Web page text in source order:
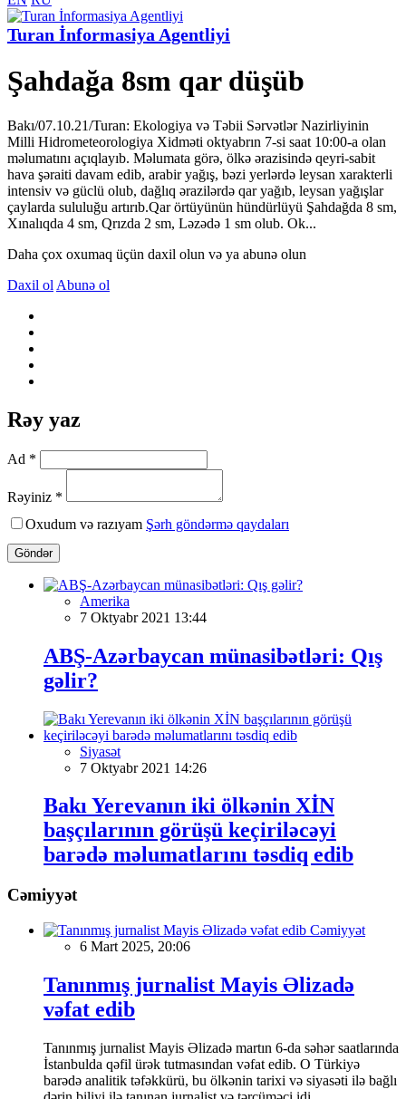
Turan İnformasiya Agentliyi
Şahdağa 8sm qar düşüb
Bakı/07.10.21/Turan: Ekologiya və Təbii Sərvətlər Nazirliyinin
Milli Hidrometeorologiya Xidməti oktyabrın 7-si saat 10:00-a olan
məlumatını açıqlayıb. Məlumata görə, ölkə ərazisində qeyri-sabit
hava şəraiti davam edib, arabir yağış, bəzi yerlərdə leysan xarakterli
intensiv və güclü olub, dağlıq ərazilərdə qar yağıb, leysan yağışlar
çaylarda sululuğu artırıb.Qar örtüyünün hündürlüyü Şahdağda 8 sm,
Xınalıqda 4 sm, Qrızda 2 sm, Ləzədə 1 sm olub. Ok...
Daha çox oxumaq üçün daxil olun və ya abunə olun
Daxil ol Abunə ol
Rəy yaz
Ad *
Rəyiniz *
Oxudum və razıyam Şərh göndərmə qaydaları
Göndər
Amerika
7 Oktyabr 2021 13:44
ABŞ-Azərbaycan münasibətləri: Qış
gəlir?
Siyasət
7 Oktyabr 2021 14:26
Bakı Yerevanın iki ölkənin XİN
başçılarının görüşü keçiriləcəyi
barədə məlumatlarını təsdiq edib
Cəmiyyət
Cəmiyyət
6 Mart 2025, 20:06
Tanınmış jurnalist Mayis Əlizadə
vəfat edib
Tanınmış jurnalist Mayis Əlizadə martın 6-da səhər saatlarında
İstanbulda qəfil ürək tutmasından vəfat edib. O Türkiyə
barədə analitik təfəkkürü, bu ölkənin tarixi və siyasəti ilə bağlı